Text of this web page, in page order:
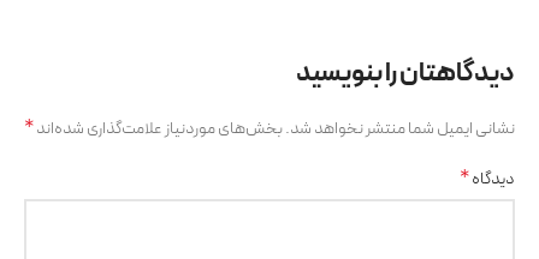
دیدگاهتان را بنویسید
نشانی ایمیل شما منتشر نخواهد شد.بخش‌های موردنیاز علامت‌گذاری شده‌اند*
دیدگاه*